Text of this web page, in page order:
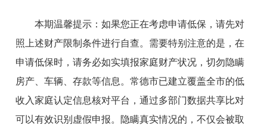
本期温馨提示：如果您正在考虑申请低保，请先对
照上述财产限制条件进行自查。需要特别注意的是，在
申请低保时，请务必如实填报家庭财产状况，切勿隐瞒
房产、车辆、存款等信息。常德市已建立覆盖全市的低
收入家庭认定信息核对平台，通过多部门数据共享比对
可以有效识别虚假申报。隐瞒真实情况的，不仅会被取